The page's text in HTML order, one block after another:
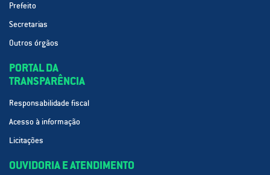
Prefeito
Secretarias
Outros órgãos
PORTAL DA
TRANSPARÊNCIA
Responsabilidade fiscal
Acesso à informação
Licitações
OUVIDORIA E ATENDIMENTO